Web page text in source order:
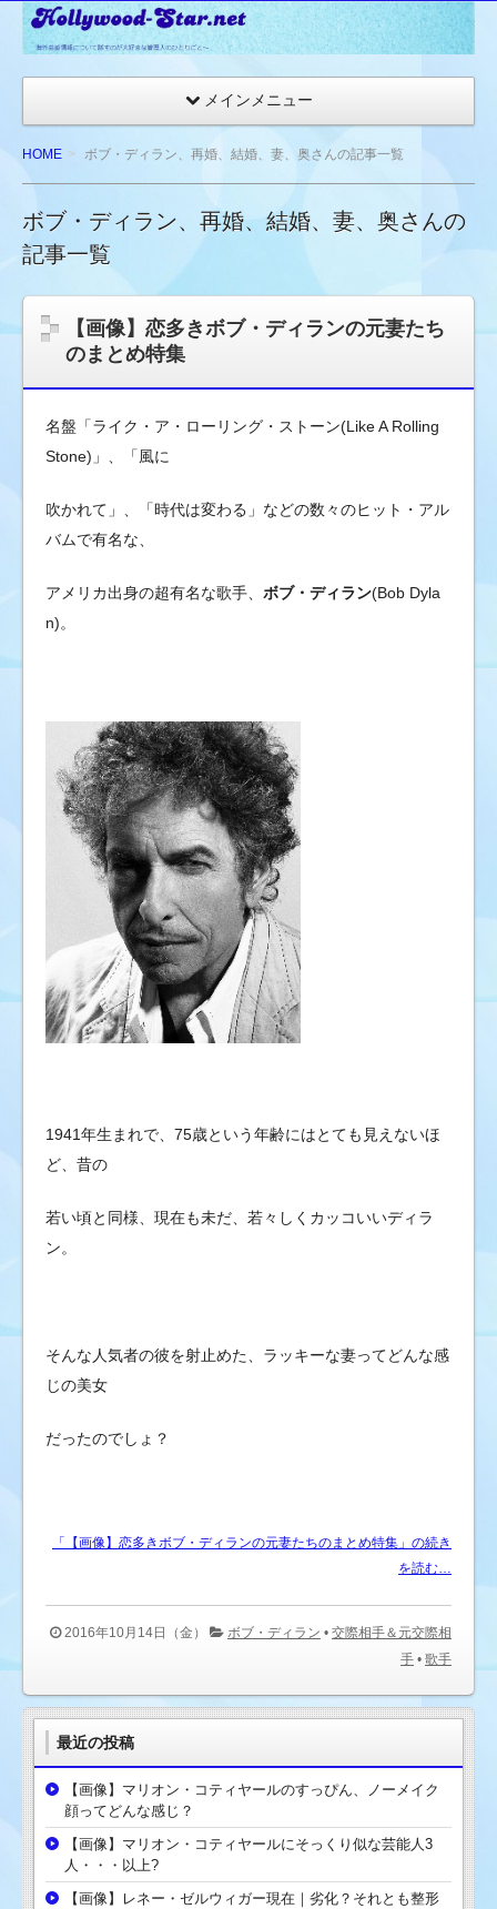
☆
ウ
ッ
タ
ー
ッ
ト
海
外
セ
ブ
の
シ
ッ
&
芸
メインメニュー
HOME ボブ・ディラン、再婚、結婚、妻、奥さんの記事一覧
ボブ・ディラン、再婚、結婚、妻、奥さんの
記事一覧
【画像】恋多きボブ・ディランの元妻たち
のまとめ特集
名盤「ライク・ア・ローリング・ストーン(Like A Rolling
Stone)」、「風に
吹かれて」、「時代は変わる」などの数々のヒット・アル
バムで有名な、
アメリカ出身の超有名な歌手、 ボブ・ディラン(Bob Dyla
n)。
1941年生まれで、75歳という年齢にはとても見えないほ
ど、昔の
若い頃と同様、現在も未だ、若々しくカッコいいディラ
ン。
そんな人気者の彼を射止めた、ラッキーな妻ってどんな感
じの美女
だったのでしょ？
「【画像】恋多きボブ・ディランの元妻たちのまとめ特集」の続き
を読む…
2016年10月14日（金） ボブ・ディラン • 交際相手＆元交際相
手 • 歌手
最近の投稿
【画像】マリオン・コティヤールのすっぴん、ノーメイク
顔ってどんな感じ？
【画像】マリオン・コティヤールにそっくり似な芸能人3
人・・・以上?
【画像】レネー・ゼルウィガー現在｜劣化？それとも整形